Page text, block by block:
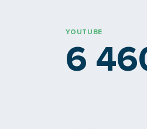
YOUTUBE
6